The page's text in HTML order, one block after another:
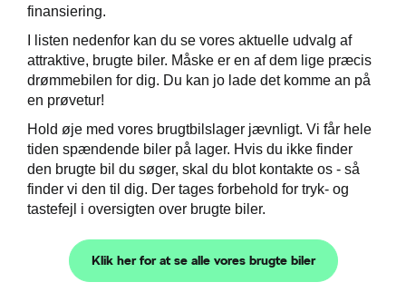
finansiering.
I listen nedenfor kan du se vores aktuelle udvalg af
attraktive, brugte biler. Måske er en af dem lige præcis
drømmebilen for dig. Du kan jo lade det komme an på
en prøvetur!
Hold øje med vores brugtbilslager jævnligt. Vi får hele
tiden spændende biler på lager. Hvis du ikke finder
den brugte bil du søger, skal du blot kontakte os - så
finder vi den til dig. Der tages forbehold for tryk- og
tastefejl i oversigten over brugte biler.
Klik her for at se alle vores brugte biler